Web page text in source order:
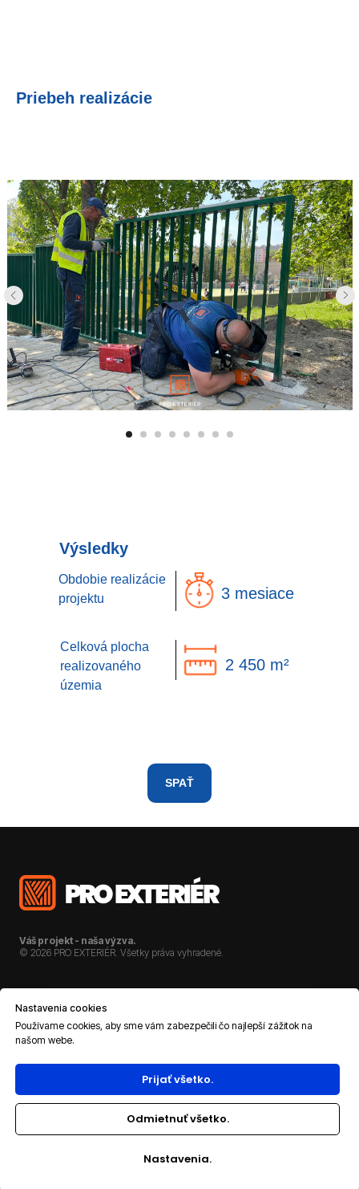
Priebeh realizácie
Výsledky
3 mesiace
Obdobie realizácie
projektu
2 450 m²
Celková plocha
realizovaného
územia
SPAŤ
Váš projekt - naša výzva.
© 2026 PRO EXTERIÉR. Všetky práva vyhradené.
REFERENCIE
KONTAKT
OCHRANA OSOBNÝCH ÚDAJOV
Nastavenia cookies
Používame cookies, aby sme vám zabezpečili čo najlepší zážitok na
našom webe.
Prijať všetko.
Odmietnuť všetko.
Nastavenia.